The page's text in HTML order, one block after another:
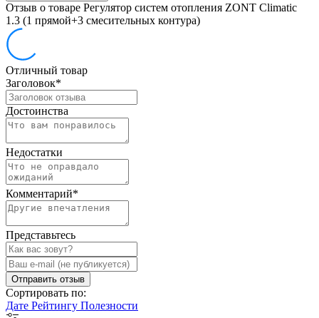
Отзыв о товаре Регулятор систем отопления ZONT Climatic
1.3 (1 прямой+3 смесительных контура)
Отличный товар
Заголовок*
Достоинства
Недостатки
Комментарий*
Представьтесь
Отправить отзыв
Сортировать по:
Дате Рейтингу Полезности